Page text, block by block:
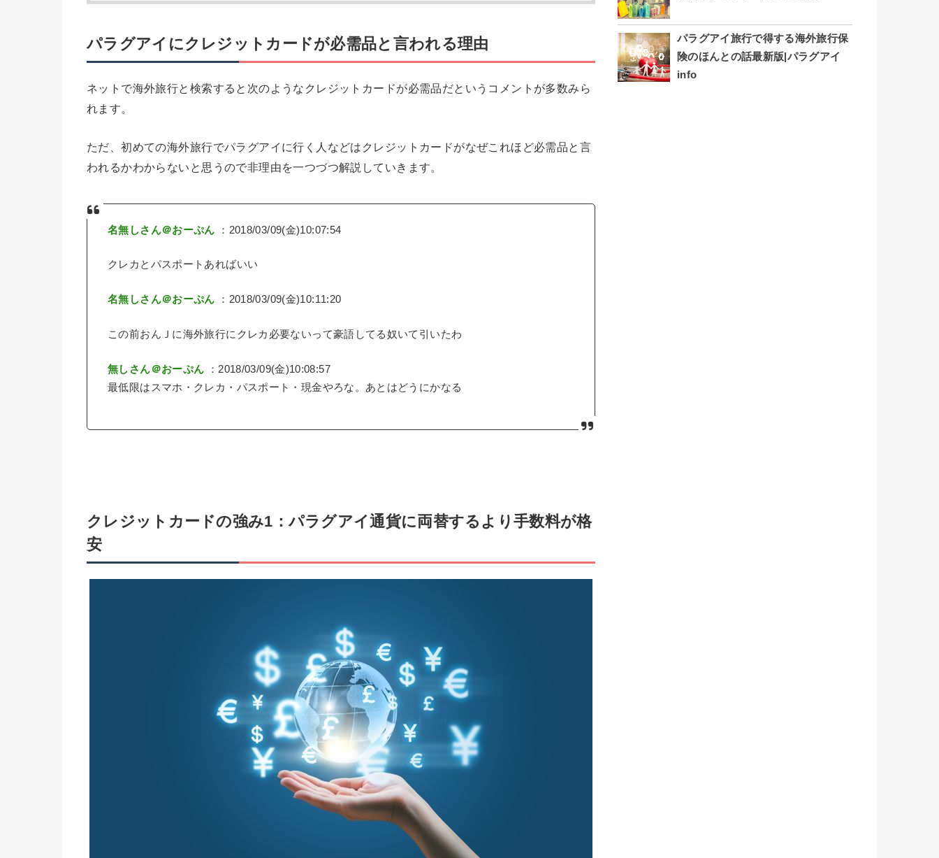
パラグアイにクレジットカードが必需品と言われる理由
ネットで海外旅行と検索すると次のようなクレジットカードが必需品だというコメントが多数みら
れます。
ただ、初めての海外旅行でパラグアイに行く人などはクレジットカードがなぜこれほど必需品と言
われるかわからないと思うので非理由を一つづつ解説していきます。
名無しさん＠おーぷん ：2018/03/09(金)10:07:54
クレカとパスポートあればいい
名無しさん＠おーぷん ：2018/03/09(金)10:11:20
この前おんＪに海外旅行にクレカ必要ないって豪語してる奴いて引いたわ
無しさん＠おーぷん ：2018/03/09(金)10:08:57
最低限はスマホ・クレカ・パスポート・現金やろな。あとはどうにかなる
クレジットカードの強み1：パラグアイ通貨に両替するより手数料が格
安
パラグアイ旅行で得する海外旅行保
険のほんとの話最新版|パラグアイ
info